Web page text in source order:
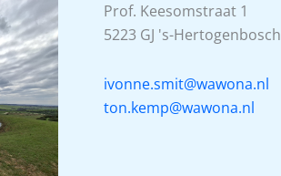
Prof. Keesomstraat 1
5223 GJ 's-Hertogenbosch
ivonne.smit@wawona.nl
ton.kemp@wawona.nl